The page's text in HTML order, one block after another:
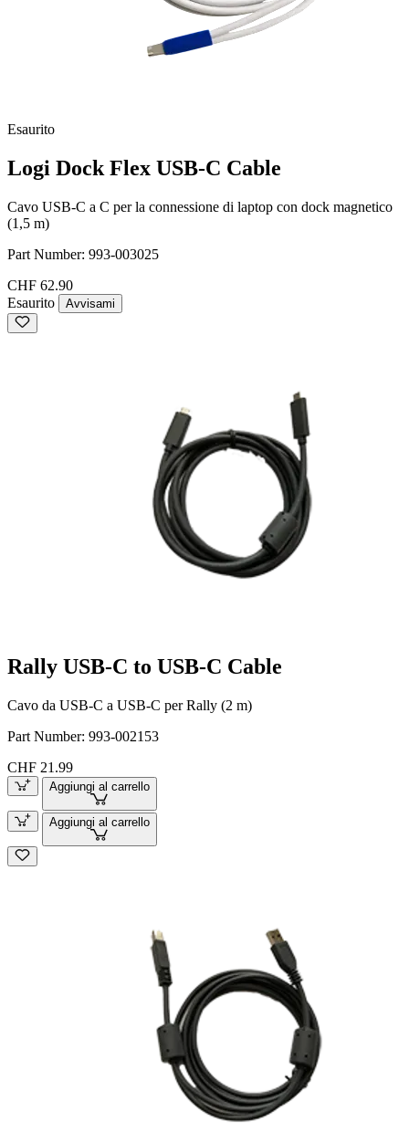
Esaurito
Logi Dock Flex USB-C Cable
Cavo USB-C a C per la connessione di laptop con dock magnetico
(1,5 m)
Part Number: 993-003025
CHF 62.90
Esaurito
Avvisami
Rally USB-C to USB-C Cable
Cavo da USB-C a USB-C per Rally (2 m)
Part Number: 993-002153
CHF 21.99
Aggiungi al carrello
Aggiungi al carrello